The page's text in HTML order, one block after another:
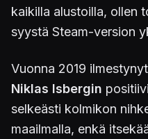
kaikilla alustoilla, ollen
syystä Steam-version
Vuonna 2019 ilmestynyt
Niklas Isbergin
selkeästi kolmikon
maailmalla, enkä